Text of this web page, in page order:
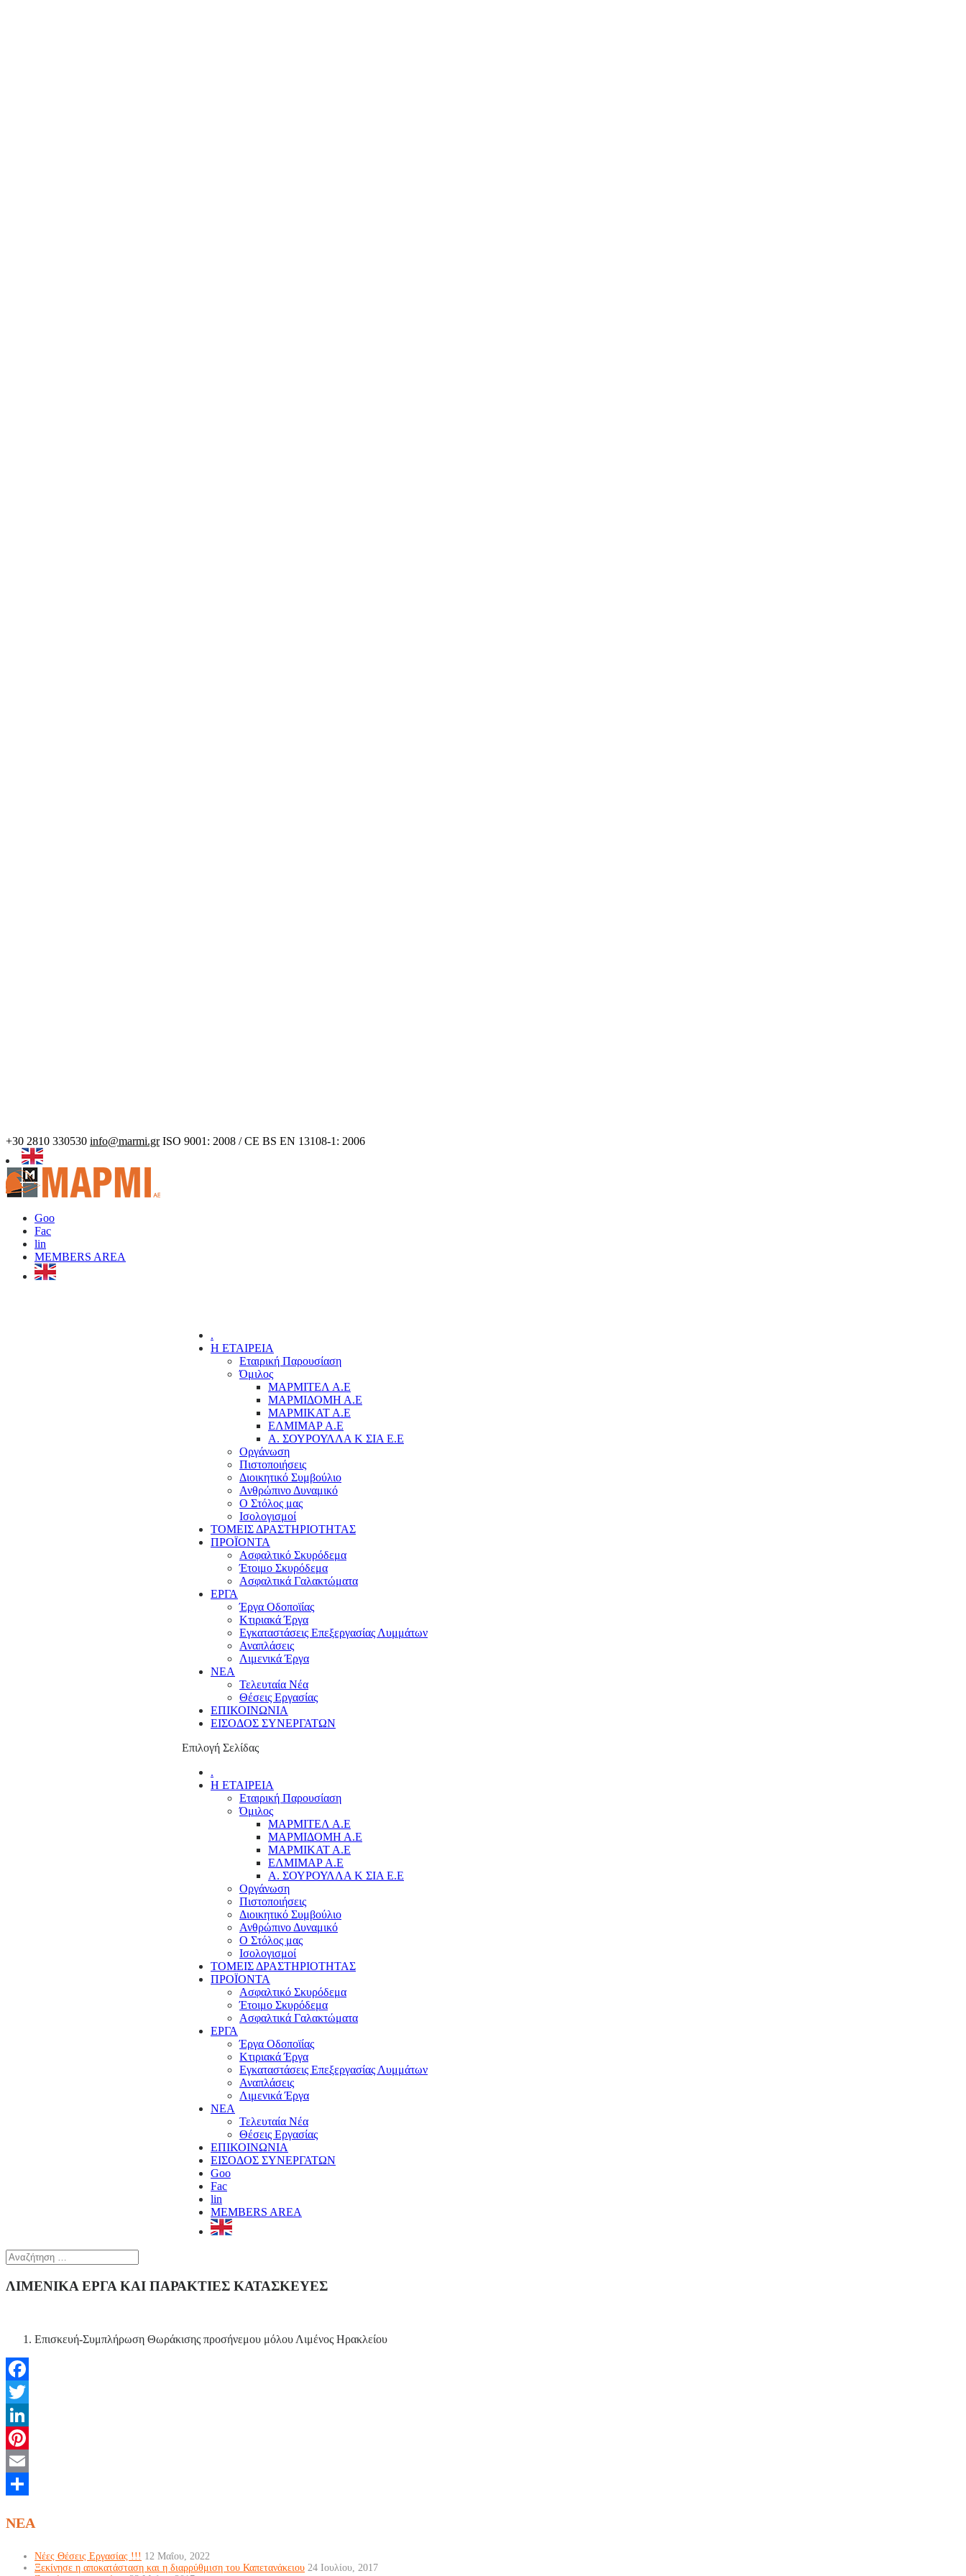
+30 2810 330530 info@marmi.gr ISO 9001: 2008 / CE BS EN 13108-1: 2006
Goo
Fac
lin
MEMBERS AREA
.
Η ΕΤΑΙΡΕΙΑ
Εταιρική Παρουσίαση
Όμιλος
ΜΑΡΜΙΤΕΛ Α.Ε
ΜΑΡΜΙΔΟΜΗ Α.Ε
ΜΑΡΜΙΚΑΤ Α.Ε
ΕΛΜΙΜΑΡ Α.Ε
Α. ΣΟΥΡΟΥΛΛΑ Κ ΣΙΑ Ε.Ε
Οργάνωση
Πιστοποιήσεις
Διοικητικό Συμβούλιο
Ανθρώπινο Δυναμικό
Ο Στόλος μας
Ισολογισμοί
ΤΟΜΕΙΣ ΔΡΑΣΤΗΡΙΟΤΗΤΑΣ
ΠΡΟΪΟΝΤΑ
Ασφαλτικό Σκυρόδεμα
Έτοιμο Σκυρόδεμα
Ασφαλτικά Γαλακτώματα
ΕΡΓΑ
Έργα Οδοποϊίας
Κτιριακά Έργα
Εγκαταστάσεις Επεξεργασίας Λυμμάτων
Αναπλάσεις
Λιμενικά Έργα
ΝΕΑ
Τελευταία Νέα
Θέσεις Εργασίας
ΕΠΙΚΟΙΝΩΝΙΑ
ΕΙΣΟΔΟΣ ΣΥΝΕΡΓΑΤΩΝ
Επιλογή Σελίδας
.
Η ΕΤΑΙΡΕΙΑ
Εταιρική Παρουσίαση
Όμιλος
ΜΑΡΜΙΤΕΛ Α.Ε
ΜΑΡΜΙΔΟΜΗ Α.Ε
ΜΑΡΜΙΚΑΤ Α.Ε
ΕΛΜΙΜΑΡ Α.Ε
Α. ΣΟΥΡΟΥΛΛΑ Κ ΣΙΑ Ε.Ε
Οργάνωση
Πιστοποιήσεις
Διοικητικό Συμβούλιο
Ανθρώπινο Δυναμικό
Ο Στόλος μας
Ισολογισμοί
ΤΟΜΕΙΣ ΔΡΑΣΤΗΡΙΟΤΗΤΑΣ
ΠΡΟΪΟΝΤΑ
Ασφαλτικό Σκυρόδεμα
Έτοιμο Σκυρόδεμα
Ασφαλτικά Γαλακτώματα
ΕΡΓΑ
Έργα Οδοποϊίας
Κτιριακά Έργα
Εγκαταστάσεις Επεξεργασίας Λυμμάτων
Αναπλάσεις
Λιμενικά Έργα
ΝΕΑ
Τελευταία Νέα
Θέσεις Εργασίας
ΕΠΙΚΟΙΝΩΝΙΑ
ΕΙΣΟΔΟΣ ΣΥΝΕΡΓΑΤΩΝ
Goo
Fac
lin
MEMBERS AREA
ΛΙΜΕΝΙΚΑ ΕΡΓΑ ΚΑΙ ΠΑΡΑΚΤΙΕΣ ΚΑΤΑΣΚΕΥΕΣ
Επισκευή-Συμπλήρωση Θωράκισης προσήνεμου μόλου Λιμένος Ηρακλείου
Facebook
Twitter
LinkedIn
Pinterest
Email
NEA
Νέες Θέσεις Εργασίας !!! 12 Μαΐου, 2022
Ξεκίνησε η αποκατάσταση και η διαρρύθμιση του Καπετανάκειου 24 Ιουλίου, 2017